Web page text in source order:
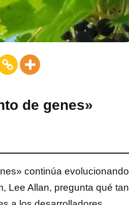
de genes»
continúa evolucionando
Lee Allan, pregunta qué tan